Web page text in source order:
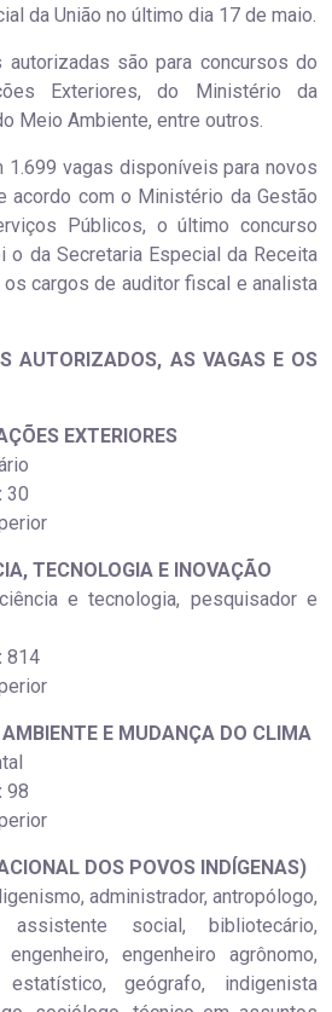
da União no último dia 17 de maio.
são para concursos do
Exteriores, do Ministério da
Meio Ambiente, entre outros.
1.699 vagas disponíveis para novos
acordo com o Ministério da Gestão
Públicos, o último concurso
o da Secretaria Especial da Receita
os cargos de auditor fiscal e analista
AUTORIZADOS, AS VAGAS E OS
EXTERIORES
30
TECNOLOGIA E INOVAÇÃO
e tecnologia, pesquisador e
814
E MUDANÇA DO CLIMA
98
DOS POVOS INDÍGENAS)
administrador, antropólogo,
assistente social, bibliotecário,
engenheiro agrônomo,
geógrafo, indigenista